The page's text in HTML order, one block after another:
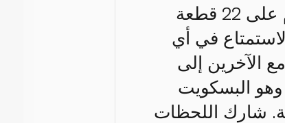
النوتيلا لتمنحك تجربة تذوق لا تُنسى. تحتوي كل عبوة وزنها 304 غرام على 22 قطعة
في أي
الآخرين إلى
وهو البسكويت
شارك اللحظات